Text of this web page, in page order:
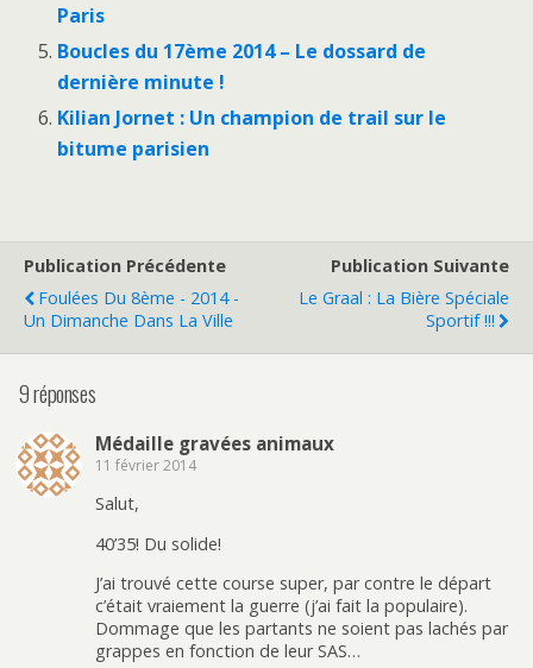
Paris
Boucles du 17ème 2014 – Le dossard de
dernière minute !
Kilian Jornet : Un champion de trail sur le
bitume parisien
Publication Précédente
Foulées Du 8ème - 2014 -
Un Dimanche Dans La Ville
Publication Suivante
Le Graal : La Bière Spéciale
Sportif !!!
9 réponses
Médaille gravées animaux
11 février 2014
Salut,
40’35! Du solide!
J’ai trouvé cette course super, par contre le départ
c’était vraiement la guerre (j’ai fait la populaire).
Dommage que les partants ne soient pas lachés par
grappes en fonction de leur SAS…